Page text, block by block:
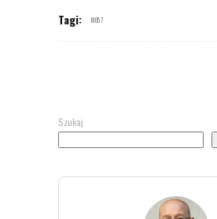
Tagi: M057
Szukaj